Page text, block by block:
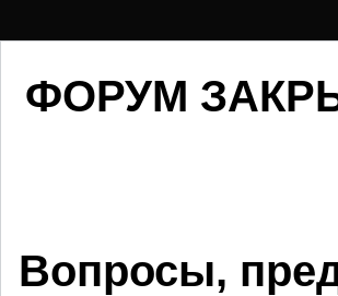
ФОРУМ
Вопросы,